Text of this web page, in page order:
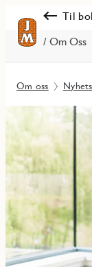
Til
/ Om Oss
Om oss